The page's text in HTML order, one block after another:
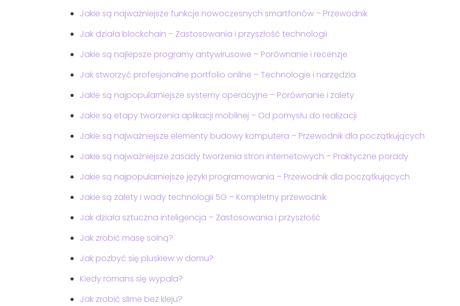
Jakie są najważniejsze funkcje nowoczesnych smartfonów – Przewodnik
Jak działa blockchain – Zastosowania i przyszłość technologii
Jakie są najlepsze programy antywirusowe – Porównanie i recenzje
Jak stworzyć profesjonalne portfolio online – Technologie i narzędzia
Jakie są najpopularniejsze systemy operacyjne – Porównanie i zalety
Jakie są etapy tworzenia aplikacji mobilnej – Od pomysłu do realizacji
Jakie są najważniejsze elementy budowy komputera – Przewodnik dla początkujących
Jakie są najważniejsze zasady tworzenia stron internetowych – Praktyczne porady
Jakie są najpopularniejsze języki programowania – Przewodnik dla początkujących
Jakie są zalety i wady technologii 5G – Kompletny przewodnik
Jak działa sztuczna inteligencja – Zastosowania i przyszłość
Jak zrobić masę solną?
Jak pozbyć się pluskiew w domu?
Kiedy romans się wypala?
Jak zrobić slime bez kleju?